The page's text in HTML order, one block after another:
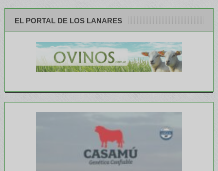
EL PORTAL DE LOS LANARES